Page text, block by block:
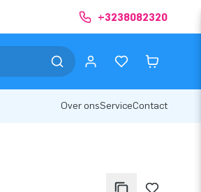
+3238082320
Over onsServiceContact